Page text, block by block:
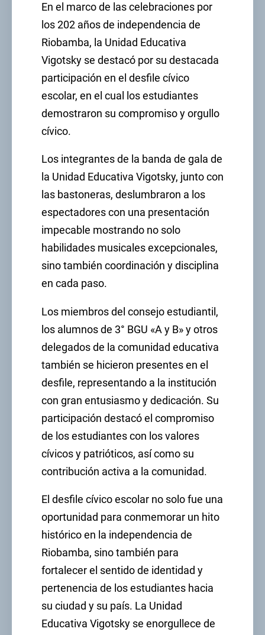
En el marco de las celebraciones por
los 202 años de independencia de
Riobamba, la Unidad Educativa
Vigotsky se destacó por su destacada
participación en el desfile cívico
escolar, en el cual los estudiantes
demostraron su compromiso y orgullo
cívico.
Los integrantes de la banda de gala de
la Unidad Educativa Vigotsky, junto con
las bastoneras, deslumbraron a los
espectadores con una presentación
impecable mostrando no solo
habilidades musicales excepcionales,
sino también coordinación y disciplina
en cada paso.
Los miembros del consejo estudiantil,
los alumnos de 3° BGU «A y B» y otros
delegados de la comunidad educativa
también se hicieron presentes en el
desfile, representando a la institución
con gran entusiasmo y dedicación. Su
participación destacó el compromiso
de los estudiantes con los valores
cívicos y patrióticos, así como su
contribución activa a la comunidad.
El desfile cívico escolar no solo fue una
oportunidad para conmemorar un hito
histórico en la independencia de
Riobamba, sino también para
fortalecer el sentido de identidad y
pertenencia de los estudiantes hacia
su ciudad y su país. La Unidad
Educativa Vigotsky se enorgullece de